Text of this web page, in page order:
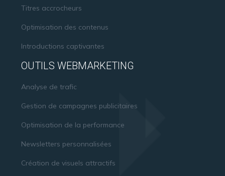
Titres accrocheurs
Optimisation des contenus
Introductions captivantes
OUTILS WEBMARKETING
Analyse de trafic
Gestion de campagnes publicitaires
Optimisation de la performance
Newsletters personnalisées
Création de visuels attractifs